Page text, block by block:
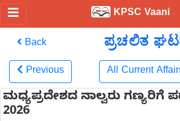
KPSC Vaani
Back ಪ್ರಚಲಿತ
Previous All Current
ಮಧ್ಯಪ್ರದೇಶದ ನಾಲ್ವರು ಗಣ್ಯರಿಗೆ
2026